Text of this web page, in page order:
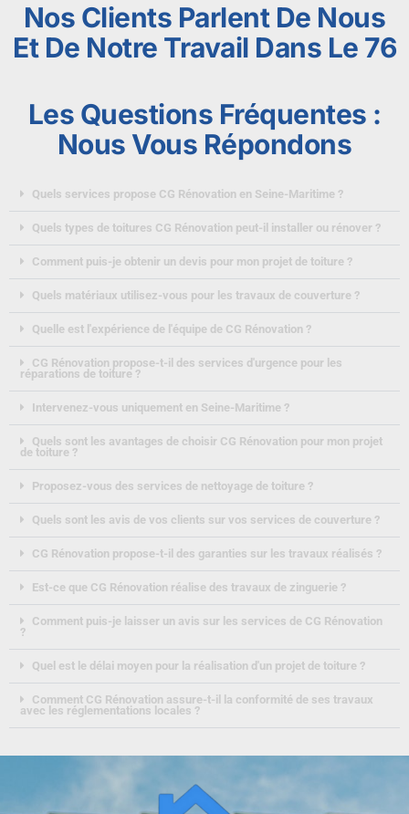
Nos Clients Parlent De Nous
Et De Notre Travail Dans Le 76
Les Questions Fréquentes :
Nous Vous Répondons
Quels services propose CG Rénovation en Seine-Maritime ?
Quels types de toitures CG Rénovation peut-il installer ou rénover ?
Comment puis-je obtenir un devis pour mon projet de toiture ?
Quels matériaux utilisez-vous pour les travaux de couverture ?
Quelle est l'expérience de l'équipe de CG Rénovation ?
CG Rénovation propose-t-il des services d'urgence pour les
réparations de toiture ?
Intervenez-vous uniquement en Seine-Maritime ?
Quels sont les avantages de choisir CG Rénovation pour mon projet
de toiture ?
Proposez-vous des services de nettoyage de toiture ?
Quels sont les avis de vos clients sur vos services de couverture ?
CG Rénovation propose-t-il des garanties sur les travaux réalisés ?
Est-ce que CG Rénovation réalise des travaux de zinguerie ?
Comment puis-je laisser un avis sur les services de CG Rénovation
?
Quel est le délai moyen pour la réalisation d'un projet de toiture ?
Comment CG Rénovation assure-t-il la conformité de ses travaux
avec les réglementations locales ?